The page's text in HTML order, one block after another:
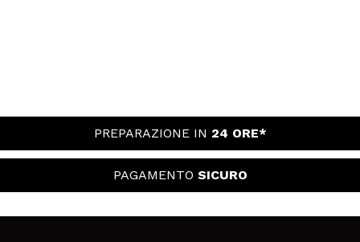
PREPARAZIONE IN 24 ORE*
PAGAMENTO SICURO